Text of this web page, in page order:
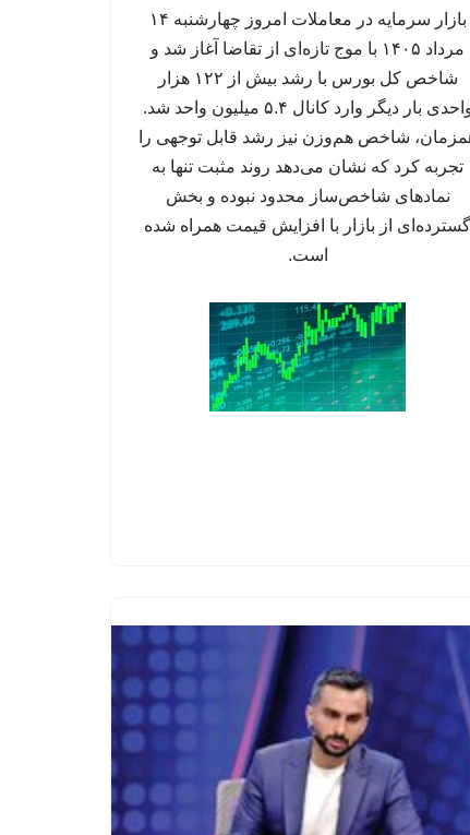
بازار سرمایه در معاملات امروز چهارشنبه ۱۴
مرداد ۱۴۰۵ با موج تازه‌ای از تقاضا آغاز شد و
شاخص کل بورس با رشد بیش از ۱۲۲ هزار
واحدی بار دیگر وارد کانال ۵.۴ میلیون واحد شد.
شاخص هم‌وزن نیز رشد قابل توجهی را
تجربه کرد که نشان می‌دهد روند مثبت تنها به
نمادهای شاخص‌ساز محدود نبوده و بخش
گسترده‌ای از بازار با افزایش قیمت همراه شده
است.